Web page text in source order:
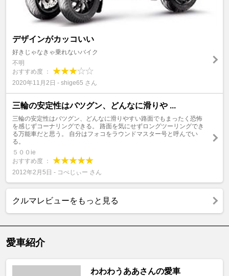
デザインがカッコいい
好きじゃなきゃ乗れないバイク
不明
おすすめ度 ：
2020年11月2日 - shige65 さん
三輪の安定性はバツグン、どんなに滑りや ...
三輪の安定性はバツグン、どんなに滑りやすい路面でもまったく恐怖
を感じずコーナリングできる。 路面を気にせずロングツーリングでき
る万能車だと思う。 自分はフォコをラウンドマスター号と呼んでい
る。
５００ie
おすすめ度 ：
2012年2月5日 - コぺじぃー さん
クルマレビューをもっと見る
愛車紹介
わわわうああさんの愛車